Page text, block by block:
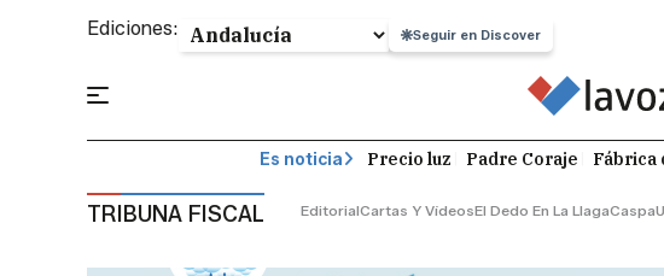
Ediciones: Seguir en Discover
Es noticia Precio luz Padre Coraje Fábrica
TRIBUNA FISCAL EditorialCartas Y VídeosEl Dedo En La LlagaCaspa